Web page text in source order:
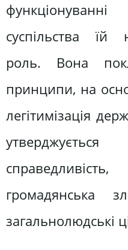
суспільства їй
роль. Вона
принципи, на
легітимізація
громадянська
загальнолюдські